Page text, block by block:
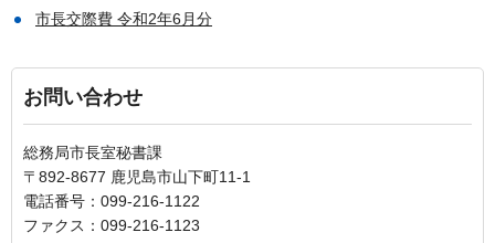
市長交際費 令和2年6月分
お問い合わせ
総務局市長室秘書課
〒892-8677 鹿児島市山下町11-1
電話番号：099-216-1122
ファクス：099-216-1123